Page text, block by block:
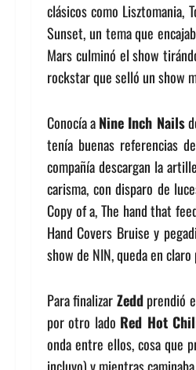
clásicos como Lisztomania,
Sunset, un tema que
Mars culminó el show
rockstar que selló un show
Conocía aNine Inch Nails
tenía buenas referencias
compañía descargan la
carisma, con disparo de
Copy of a, The hand that
Hand Covers Bruise y
show de NIN, queda en
Para finalizarZeddprendió
por otro lado Red Hot
onda entre ellos, cosa que